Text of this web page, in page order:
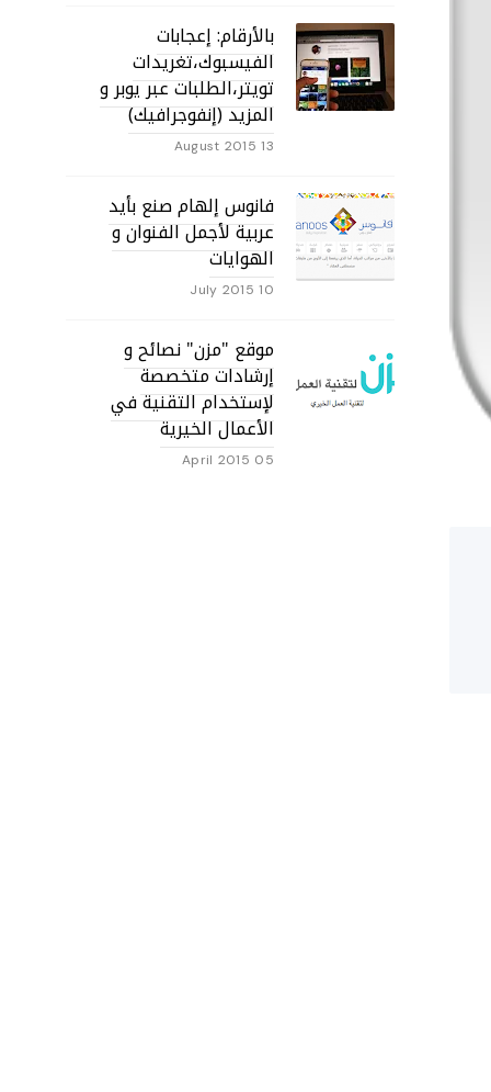
بالأرقام: إعجابات
الفيسبوك،تغريدات
تويتر،الطلبات عبر يوبر و
المزيد (إنفوجرافيك)
13 August 2015
فانوس إلهام صنع بأيد
عربية لأجمل الفنوان و
الهوايات
10 July 2015
موقع "مزن" نصائح و
إرشادات متخصصة
لإستخدام التقنية في
الأعمال الخيرية
05 April 2015